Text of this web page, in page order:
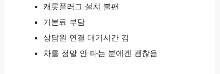
캐롯플러그 설치 불편
기본료 부담
상담원 연결 대기시간 김
차를 정말 안 타는 분에겐 괜찮음